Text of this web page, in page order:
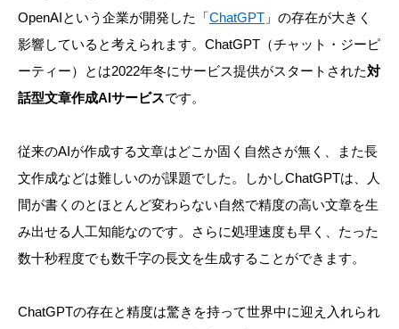
OpenAIという企業が開発した「ChatGPT 」の存在が大きく
影響していると考えられます。ChatGPT（チャット・ジーピ
ーティー）とは2022年冬にサービス提供がスタートされた対
話型文章作成AIサービスです。
従来のAIが作成する文章はどこか固く自然さが無く、また長
文作成などは難しいのが課題でした。しかしChatGPTは、人
間が書くのとほとんど変わらない自然で精度の高い文章を生
み出せる人工知能なのです。さらに処理速度も早く、たった
数十秒程度でも数千字の長文を生成することができます。
ChatGPTの存在と精度は驚きを持って世界中に迎え入れられ